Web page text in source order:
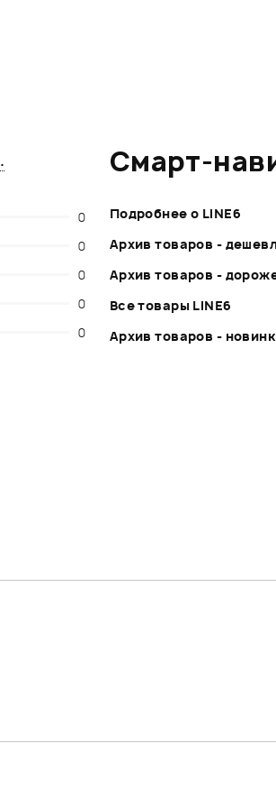
.
0
0
0
0
0
Смарт-
Подробнее о LINE6
Архив товаров -
Архив товаров -
Все товары LINE6
Архив товаров -